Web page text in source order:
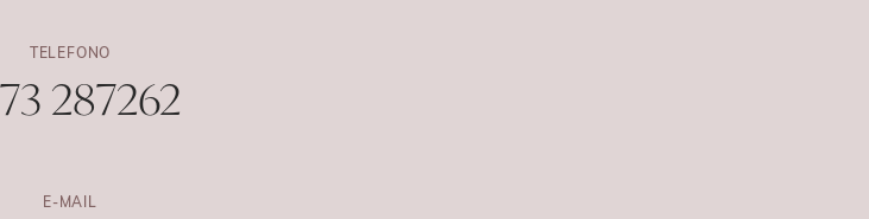
TELEFONO
287262
E-MAIL